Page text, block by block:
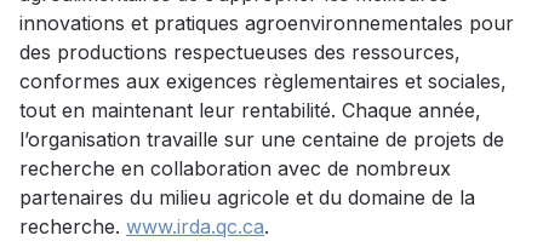
innovations et pratiques agroenvironnementales pour
des productions respectueuses des ressources,
conformes aux exigences règlementaires et sociales,
tout en maintenant leur rentabilité. Chaque année,
l’organisation travaille sur une centaine de projets de
recherche en collaboration avec de nombreux
partenaires du milieu agricole et du domaine de la
recherche. www.irda.qc.ca.